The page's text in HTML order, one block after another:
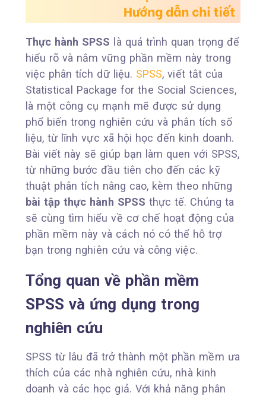
Thực hành SPSS là quá trình quan trọng để
hiểu rõ và nắm vững phần mềm này trong
việc phân tích dữ liệu. SPSS, viết tắt của
Statistical Package for the Social Sciences,
là một công cụ mạnh mẽ được sử dụng
phổ biến trong nghiên cứu và phân tích số
liệu, từ lĩnh vực xã hội học đến kinh doanh.
Bài viết này sẽ giúp bạn làm quen với SPSS,
từ những bước đầu tiên cho đến các kỹ
thuật phân tích nâng cao, kèm theo những
bài tập thực hành SPSS thực tế. Chúng ta
sẽ cùng tìm hiểu về cơ chế hoạt động của
phần mềm này và cách nó có thể hỗ trợ
bạn trong nghiên cứu và công việc.
Tổng quan về phần mềm
SPSS và ứng dụng trong
nghiên cứu
SPSS từ lâu đã trở thành một phần mềm ưa
thích của các nhà nghiên cứu, nhà kinh
doanh và các học giả. Với khả năng phân